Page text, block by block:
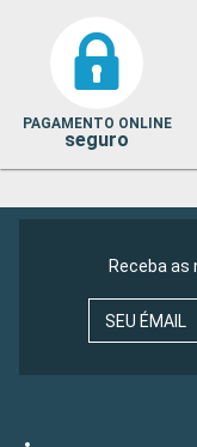
PAGAMENTO ONLINE
seguro
Receba
SEU ÉMAIL